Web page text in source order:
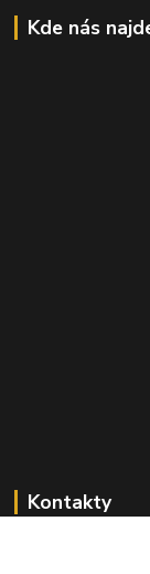
Kde nás
Kontakty
+420 603